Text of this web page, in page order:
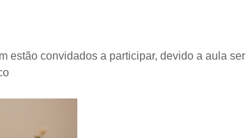
estão convidados a participar, devido a aula ser